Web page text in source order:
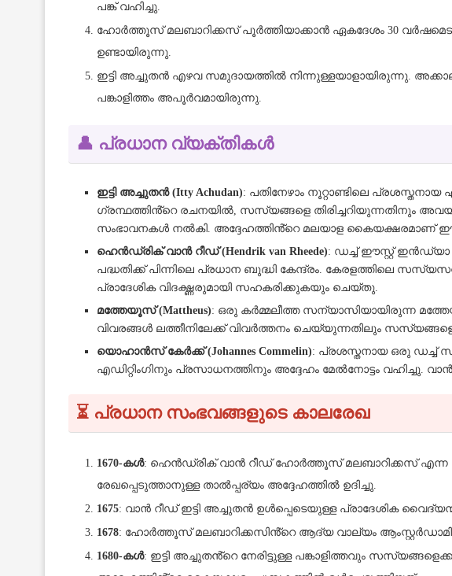
പങ്ക് വഹിച്ചു.
ഹോർത്തൂസ് മലബാറിക്കസ് പൂർത്തിയാക്കാൻ ഏകദേശം 30
ഉണ്ടായിരുന്നു.
ഇട്ടി അച്ചുതൻ എഴവ സമുദായത്തിൽ നിന്നുള്ളയാളായിരുന്നു.
പങ്കാളിത്തം അപൂർവമായിരുന്നു.
👤 പ്രധാന വ്യക്തികൾ
ഇട്ടി അച്ചുതൻ (Itty Achudan): പതിനേഴാം നൂറ്റാണ്ടിലെ
ഗ്രന്ഥത്തിൻ്റെ രചനയിൽ, സസ്യങ്ങളെ തിരിച്ചറിയുന്നതിനും
സംഭാവനകൾ നൽകി. അദ്ദേഹത്തിൻ്റെ മലയാള കൈയക്ഷരമാണ് ഈ
ഹെൻഡ്രിക് വാൻ റീഡ് (Hendrik van Rheede): ഡച്ച് ഈസ്റ്റ്
പദ്ധതിക്ക് പിന്നിലെ പ്രധാന ബുദ്ധി കേന്ദ്രം. കേരളത്തിലെ
പ്രാദേശിക വിദഗ്ദ്ധരുമായി സഹകരിക്കുകയും ചെയ്തു.
മത്തേയൂസ് (Mattheus): ഒരു കർമ്മലീത്ത സന്യാസിയായിരുന്ന
വിവരങ്ങൾ ലത്തീനിലേക്ക് വിവർത്തനം ചെയ്യുന്നതിലും
യൊഹാൻസ് കേർക്ക് (Johannes Commelin): പ്രശസ്തനായ ഒരു ഡച്ച്
എഡിറ്റിംഗിനും പ്രസാധനത്തിനും അദ്ദേഹം മേൽനോട്ടം വഹിച്ചു.
⏳ പ്രധാന സംഭവങ്ങളുടെ കാലരേഖ
1670-കൾ: ഹെൻഡ്രിക് വാൻ റീഡ് ഹോർത്തൂസ് മലബാറിക്കസ് എന്ന
രേഖപ്പെടുത്താനുള്ള താൽപ്പര്യം അദ്ദേഹത്തിൽ ഉദിച്ചു.
1675: വാൻ റീഡ് ഇട്ടി അച്ചുതൻ ഉൾപ്പെടെയുള്ള പ്രാദേശിക
1678: ഹോർത്തൂസ് മലബാറിക്കസിൻ്റെ ആദ്യ വാല്യം
1680-കൾ: ഇട്ടി അച്ചുതൻ്റെ നേരിട്ടുള്ള പങ്കാളിത്തവും